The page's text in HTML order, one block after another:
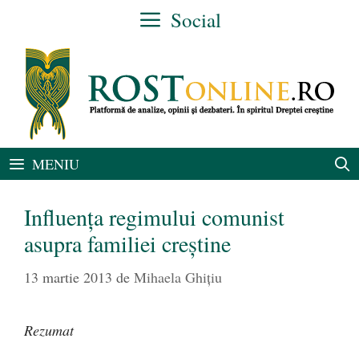
conținut
Social
MENIU
Influenţa regimului comunist
asupra familiei creştine
13 martie 2013 de Mihaela Ghiţiu
Rezumat